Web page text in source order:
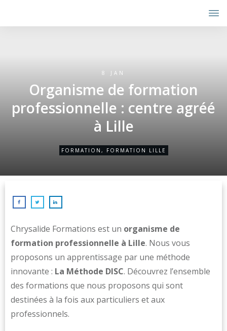
8 JAN
Organisme de formation
professionnelle : centre agréé
à Lille
FORMATION , FORMATION LILLE
Chrysalide Formations est un organisme de
formation professionnelle à Lille. Nous vous
proposons un apprentissage par une méthode
innovante : La Méthode DISC. Découvrez l’ensemble
des formations que nous proposons qui sont
destinées à la fois aux particuliers et aux
professionnels.